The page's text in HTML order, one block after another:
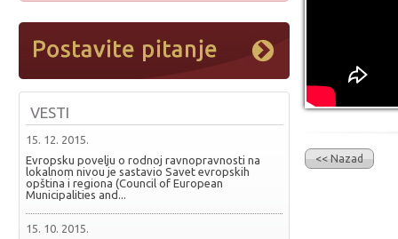
VESTI
15. 12. 2015.
Evropsku povelju o rodnoj ravnopravnosti na
lokalnom nivou je sastavio Savet evropskih
opština i regiona (Council of European
Municipalities and...
15. 10. 2015.
<< Nazad